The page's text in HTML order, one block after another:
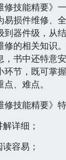
修技能精要》
易损件维修、
到器件级，从
修的相关知识
书中还特意
环节，既可掌
、难点。
修技能精要》
详细；
容易；